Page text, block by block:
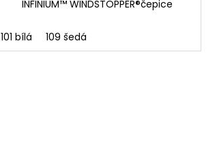
INFINIUM™ WINDSTOPPER®čepice
101 bílá 109 šedá